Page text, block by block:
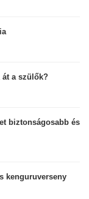
át a szülők?
biztonságosabb és
kenguruverseny